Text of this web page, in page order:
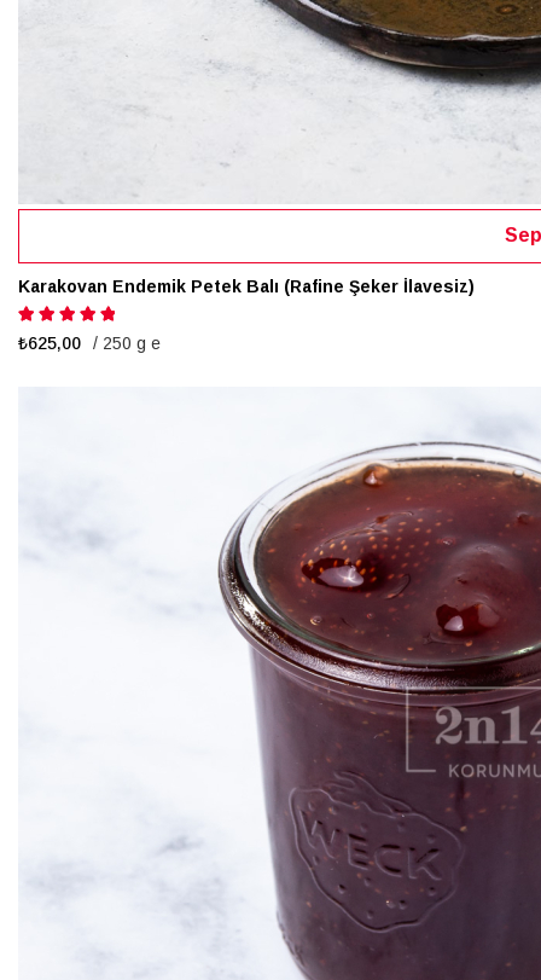
Karakovan Endemik Petek Balı (Rafine Şeker İlavesiz)
Puanlama:
₺625,00 / 250 g e